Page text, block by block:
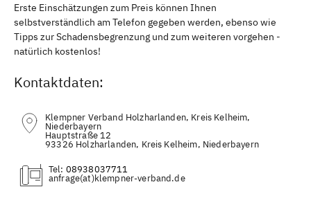
Erste Einschätzungen zum Preis können Ihnen
selbstverständlich am Telefon gegeben werden, ebenso wie
Tipps zur Schadensbegrenzung und zum weiteren vorgehen -
natürlich kostenlos!
Kontaktdaten:
Klempner Verband Holzharlanden, Kreis Kelheim,
Niederbayern
Hauptstraße 12
93326 Holzharlanden, Kreis Kelheim, Niederbayern
Tel: 08938037711
(at)